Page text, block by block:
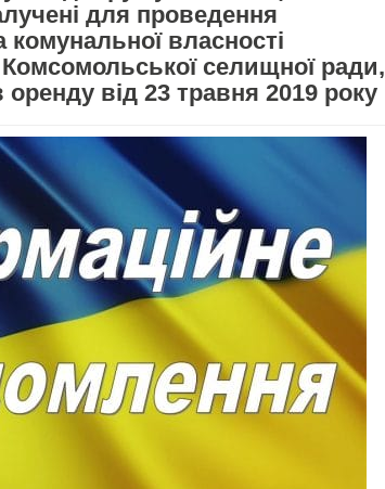
для проведення
власності
селищної ради,
від 23 травня 2019 року